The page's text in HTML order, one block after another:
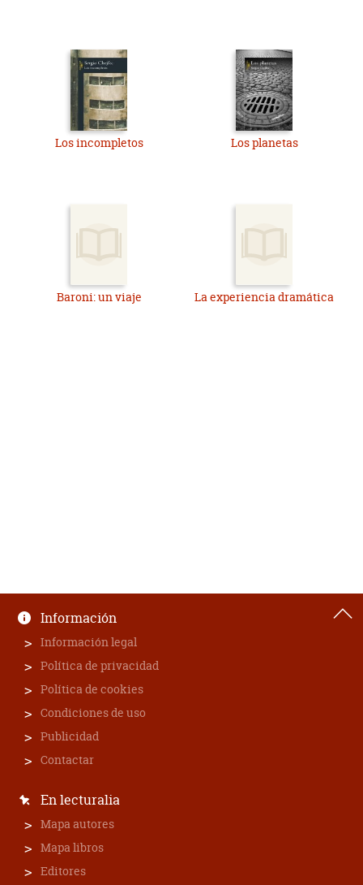
Los incompletos Los planetas
Baroni: un viaje La experiencia dramática
Información
Información legal
Política de privacidad
Política de cookies
Condiciones de uso
Publicidad
Contactar
En lecturalia
Mapa autores
Mapa libros
Editores